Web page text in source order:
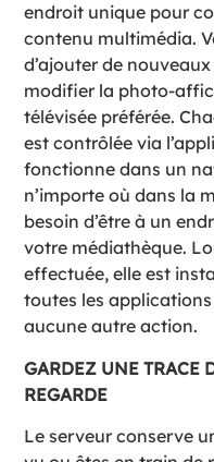
endroit unique pour
contenu multimédia.
d’ajouter de
modifier la photo-
télévisée préférée.
est contrôlée via
fonctionne dans un
n’importe où dans la
besoin d’être à un
votre médiathèque.
effectuée, elle est
toutes les
aucune autre action.
GARDEZ UNE TRACE
REGARDE
Le serveur conserve